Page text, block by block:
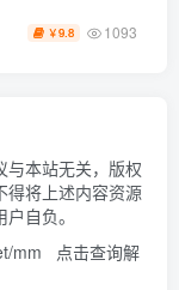
￥9.8 1093
与本站无关，版权
得将上述内容资源
自负。
mm
点击查询解